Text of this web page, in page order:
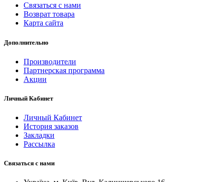
Связаться с нами
Возврат товара
Карта сайта
Дополнительно
Производители
Партнерская программа
Акции
Личный Кабинет
Личный Кабинет
История заказов
Закладки
Рассылка
Связаться с нами